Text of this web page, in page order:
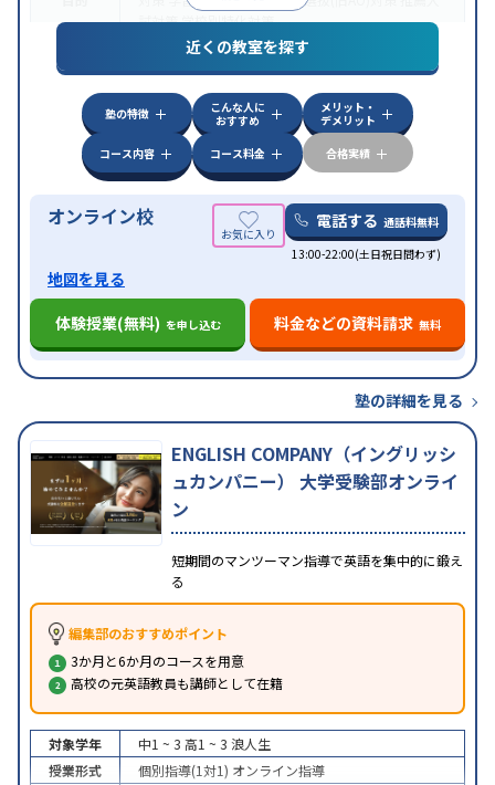
試対策学校別特化対策
特徴
中高一貫校生に対応授業の振替可能
学習にPC・タブレットを利用オンライン対応1
科目から受講可能
近くの教室を探す
塾の特徴
こんな人に
おすすめ
メリット・
デメリット
コース内容
コース料金 合格実績
オンライン校 電話する 通話料無料
13:00-22:00(土日祝日問わず)
地図を見る
体験授業(無料) を申し込む 料金などの資料請求 無料
塾の詳細を見る
ENGLISH COMPANY（イングリッシ
ュカンパニー） 大学受験部オンライ
ン
短期間のマンツーマン指導で英語を集中的に鍛え
る
編集部のおすすめポイント
3か月と6か月のコースを用意
高校の元英語教員も講師として在籍
対象学年 中1 ~ 3 高1 ~ 3 浪人生
授業形式
個別指導(1対1) オンライン指導